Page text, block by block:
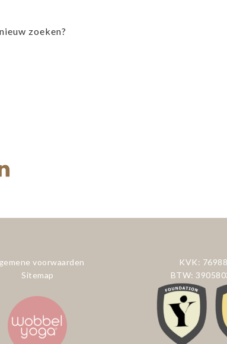
zoeken?
voorwaarden
Sitemap
KVK:
BTW: